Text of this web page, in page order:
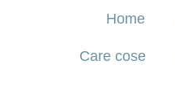
Home
Care cose